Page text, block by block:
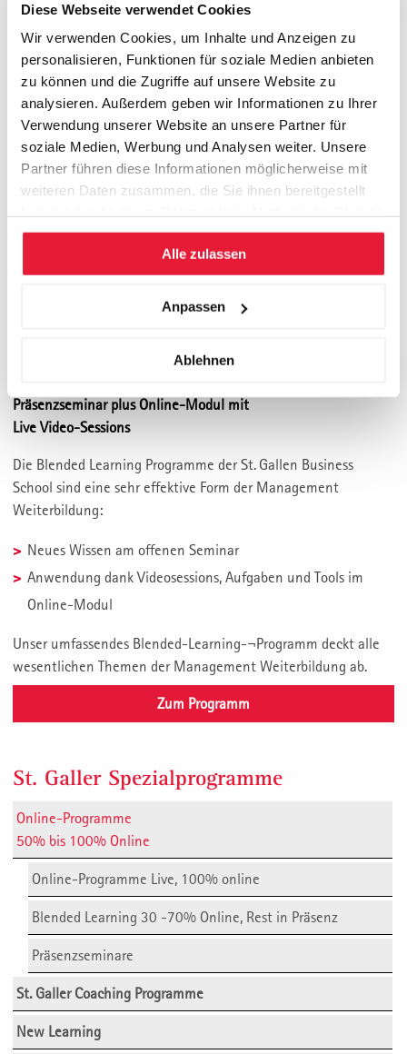
Diese Webseite verwendet Cookies
Wir verwenden Cookies, um Inhalte und Anzeigen zu
personalisieren, Funktionen für soziale Medien anbieten
zu können und die Zugriffe auf unsere Website zu
analysieren. Außerdem geben wir Informationen zu Ihrer
Verwendung unserer Website an unsere Partner für
soziale Medien, Werbung und Analysen weiter. Unsere
Partner führen diese Informationen möglicherweise mit
weiteren Daten zusammen, die Sie ihnen bereitgestellt
gesammelt haben.
Alle zulassen
Anpassen
Ablehnen
Klassenzimmer.
Unser umfassendes Online-Programm deckt alle wesentlichen
Themen der Management Weiterbildung ab.
Zum Programm
Blended Learning Weiterbildung
Präsenzseminar plus Online-Modul mit
Live Video-Sessions
Die Blended Learning Programme der St. Gallen Business
School sind eine sehr effektive Form der Management
Weiterbildung:
Neues Wissen am offenen Seminar
Anwendung dank Videosessions, Aufgaben und Tools im
Online-Modul
Unser umfassendes Blended-Learning-¬Programm deckt alle
wesentlichen Themen der Management Weiterbildung ab.
Zum Programm
St. Galler Spezial­programme
Online-Programme
50% bis 100% Online
Online-Programme Live, 100% online
Blended Learning 30 -70% Online, Rest in Präsenz
Präsenzseminare
St. Galler Coaching Programme
New Learning